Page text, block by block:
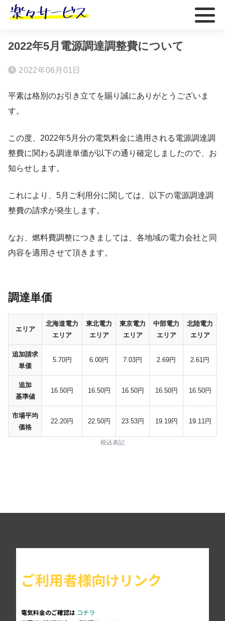
ホーム
2022年5月電源調達調整費について
2022年06月01日
平素は格別のお引き立てを賜り誠にありがとうございま
す。
この度、2022年5月分の電気料金に適用される電源調達調
整費に関わる調達単価が以下の通り確定しましたので、お
知らせします。
これにより、5月ご利用分に関しては、以下の電源調達調
整費の請求が発生します。
なお、燃料費調整につきましては、各地域の電力会社と同
内容を適用させて頂きます。
調達単価
エリア
北海道電力
エリア
東北電力
エリア
東京電力
エリア
中部電力
エリア
北陸電力
エリア
追加請求
単価
5.70円 6.00円 7.03円 2.69円 2.61円
追加
基準値
16.50円 16.50円 16.50円 16.50円 16.50円
市場平均
価格
22.20円 22.50円 23.53円 19.19円 19.11円
税込表記
ご利用者様向けリンク
電気料金のご確認は コチラ